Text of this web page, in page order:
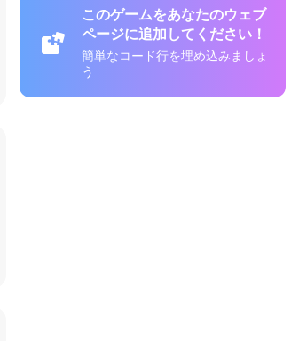
このゲームをあなたのウェブ
ページに追加してください！
簡単なコード行を埋め込みましょ
う